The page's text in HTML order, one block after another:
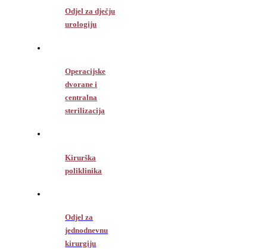
Odjel za dječju
urologiju
Operacijske
dvorane i
centralna
sterilizacija
Kirurška
poliklinika
Odjel za
jednodnevnu
kirurgiju